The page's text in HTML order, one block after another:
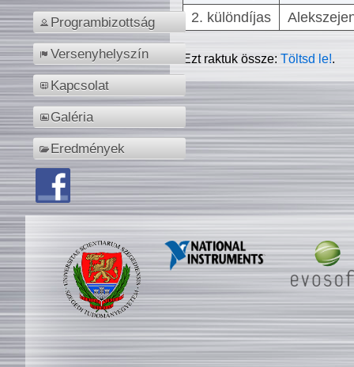
Programbizottság
Versenyhelyszín
Kapcsolat
Galéria
Eredmények
2. különdíjas
Ezt raktuk össze:Töltsd le!.